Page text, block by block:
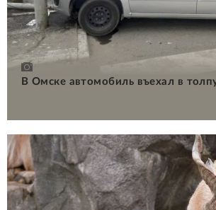
В Омске автомобиль въехал в